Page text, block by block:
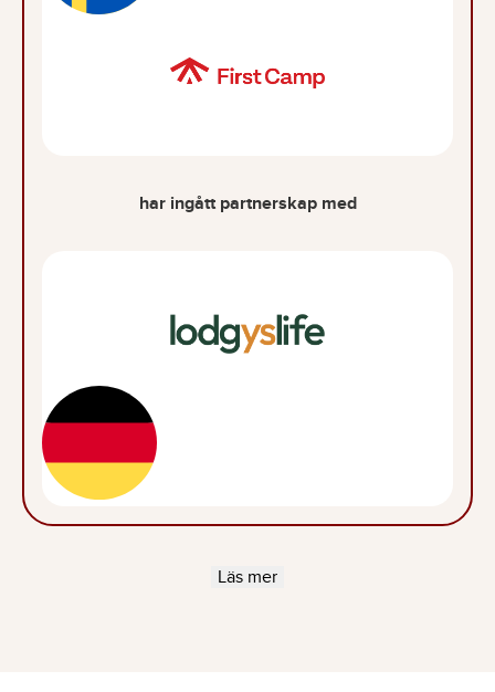
har ingått partnerskap med
Läs mer